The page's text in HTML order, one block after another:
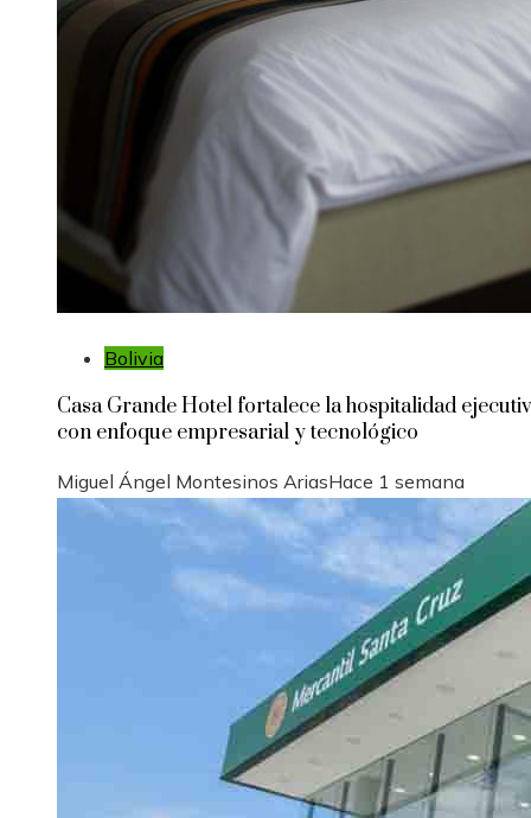
Bolivia
Casa Grande Hotel fortalece la hospitalidad
con enfoque empresarial y tecnológico
Miguel Ángel Montesinos AriasHace 1 semana